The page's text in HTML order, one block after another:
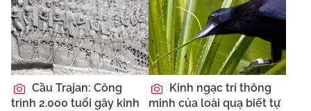
Cầu Trajan: Công
trình 2.000 tuổi gây kinh
Kinh ngạc trí thông
minh của loài quạ biết tự